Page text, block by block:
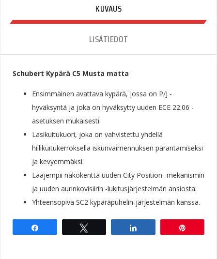
KUVAUS
LISÄTIEDOT
Schubert Kypärä C5 Musta matta
Ensimmäinen avattava kypärä, jossa on P/J -
hyväksyntä ja joka on hyväksytty uuden ECE 22.06 -
asetuksen mukaisesti.
Lasikuitukuori, joka on vahvistettu yhdellä
hiilikuitukerroksella iskunvaimennuksen parantamiseksi
ja kevyemmäksi.
Laajempii näkökenttä uuden City Position -mekanismin
ja uuden aurinkovisiirin -lukitusjärjestelmän ansiosta.
Yhteensopiva SC2 kypäräpuhelin-järjestelmän kanssa.